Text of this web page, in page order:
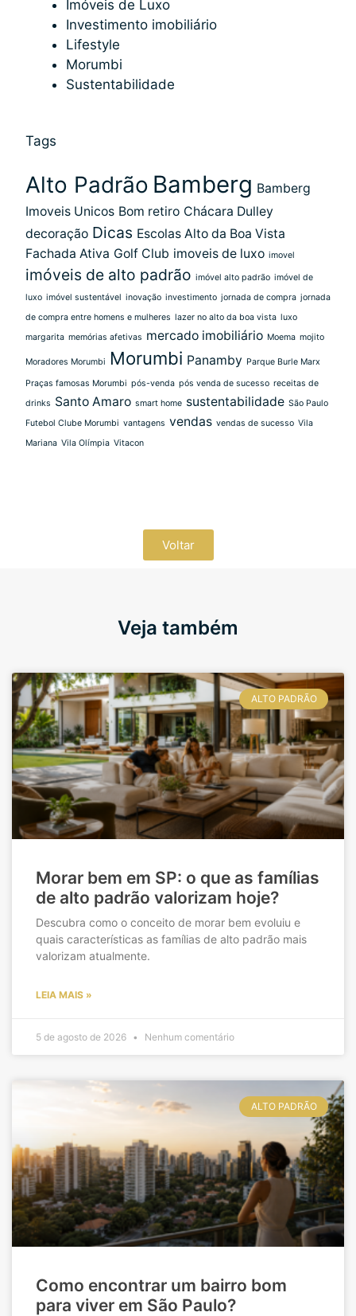
Imóveis de Luxo
Investimento imobiliário
Lifestyle
Morumbi
Sustentabilidade
Tags
Alto Padrão Bamberg Bamberg
Imoveis Unicos Bom retiro Chácara Dulley
decoração Dicas Escolas Alto da Boa Vista
Fachada Ativa Golf Club imoveis de luxo imovel
imóveis de alto padrão imóvel alto padrão imóvel de
luxo imóvel sustentável inovação investimento jornada de compra jornada
de compra entre homens e mulheres lazer no alto da boa vista luxo
margarita memórias afetivas mercado imobiliário Moema mojito
Moradores Morumbi Morumbi Panamby Parque Burle Marx
Praças famosas Morumbi pós-venda pós venda de sucesso receitas de
drinks Santo Amaro smart home sustentabilidade São Paulo
Futebol Clube Morumbi vantagens vendas vendas de sucesso Vila
Mariana Vila Olímpia Vitacon
Voltar
Veja também
ALTO PADRÃO
Morar bem em SP: o que as famílias
de alto padrão valorizam hoje?
Descubra como o conceito de morar bem evoluiu e
quais características as famílias de alto padrão mais
valorizam atualmente.
LEIA MAIS »
5 de agosto de 2026 Nenhum comentário
ALTO PADRÃO
Como encontrar um bairro bom
para viver em São Paulo?